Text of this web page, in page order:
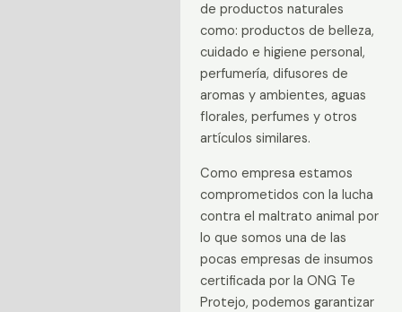
de productos naturales
como: productos de belleza,
cuidado e higiene personal,
perfumería, difusores de
aromas y ambientes, aguas
florales, perfumes y otros
artículos similares.
Como empresa estamos
comprometidos con la lucha
contra el maltrato animal por
lo que somos una de las
pocas empresas de insumos
certificada por la ONG Te
Protejo, podemos garantizar